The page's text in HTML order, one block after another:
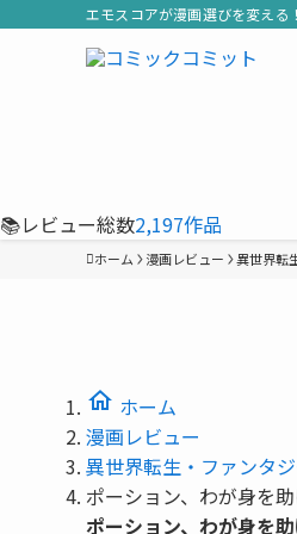
エモスコアが漫画選びを変える！
📚レビュー総数2,197作品
ホーム 漫画レビュー 異世界転
home ホーム
漫画レビュー
異世界転生・ファンタ
ポーション、わが身を
ポーション、わが身を